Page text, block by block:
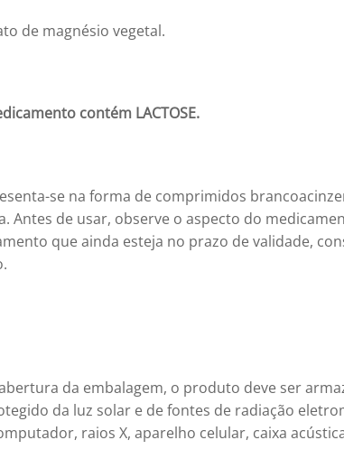
de magnésio vegetal.
contém LACTOSE.
se na forma de comprimidos
Antes de usar, observe o aspecto do
que ainda esteja no prazo de validade,
da embalagem, o produto deve ser
da luz solar e de fontes de radiação
raios X, aparelho celular, caixa